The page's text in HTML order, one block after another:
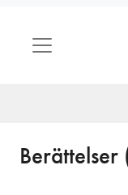
Berättelser